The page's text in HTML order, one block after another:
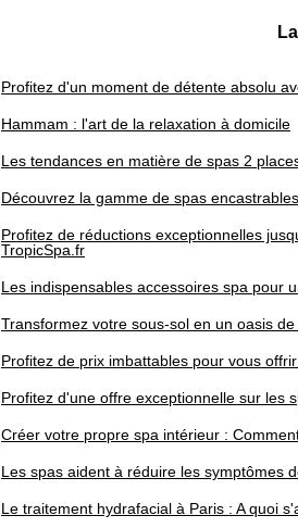
Profitez d'un moment de détente absolu
Hammam : l'art de la relaxation à domicile
Les tendances en matière de spas 2
Découvrez la gamme de spas
Profitez de réductions exceptionnelles
TropicSpa.fr
Les indispensables accessoires spa pour
Transformez votre sous-sol en un oasis
Profitez de prix imbattables pour vous
Profitez d'une offre exceptionnelle sur les
Créer votre propre spa intérieur :
Les spas aident à réduire les symptômes
Le traitement hydrafacial à Paris : A quoi